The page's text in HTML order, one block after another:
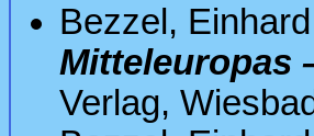
Bezzel,
Mitteleuropas
Verlag,